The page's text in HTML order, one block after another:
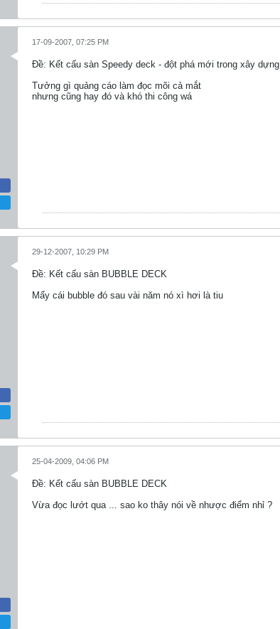
17-09-2007, 07:25 PM
Ðề: Kết cấu sàn Speedy deck - đột phá mới trong xây dựng
Tưởng gì quảng cáo làm đọc mõi cả mắt
nhưng cũng hay đó và khó thi công wá
29-12-2007, 10:29 PM
Ðề: Kết cấu sàn BUBBLE DECK
Mấy cái bubble đó sau vài năm nó xì hơi là tiu
25-04-2009, 04:06 PM
Ðề: Kết cấu sàn BUBBLE DECK
Vừa đọc lướt qua ... sao ko thây nói về nhược điểm nhỉ ?